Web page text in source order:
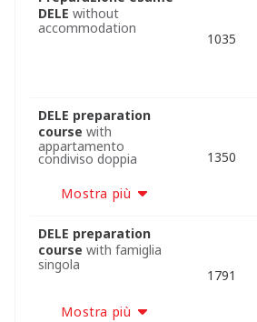
DELE without
accommodation
DELE preparation
course with
appartamento
condiviso doppia
Mostra più
DELE preparation
course with famiglia
singola
Mostra più
1035
1350
1791